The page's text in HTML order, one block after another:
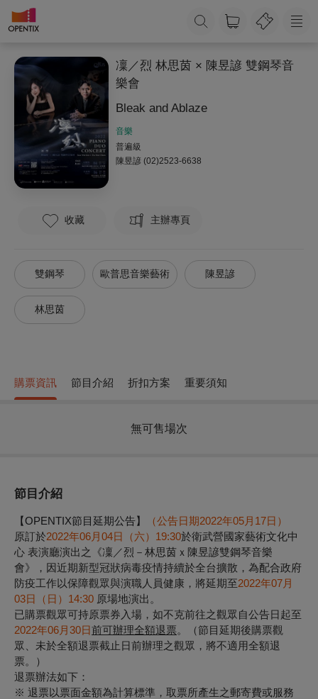
凜／烈 林思茵 × 陳昱諺 雙鋼琴音
樂會
Bleak and Ablaze
音樂
普遍級
陳昱諺 (02)2523-6638
收藏 主辦專頁
雙鋼琴 歐普思音樂藝術 陳昱諺
林思茵
購票資訊 節目介紹 折扣方案 重要須知
無可售場次
節目介紹
【OPENTIX節目延期公告】
（公告日期2022年05月17日）
原訂於2022年06月04日（六）19:30於衛武營國家藝術文化中
心 表演廳演出之《凜／烈－林思茵ｘ陳昱諺雙鋼琴音樂
會》，因近期新型冠狀病毒疫情持續於全台擴散，為配合政府
防疫工作以保障觀眾與演職人員健康，將延期至2022年07月
03日（日）14:30 原場地演出。
已購票觀眾可持原票券入場，如不克前往之觀眾自公告日起至
2022年06月30日前可辦理全額退票。（節目延期後購票觀
眾、未於全額退票截止日前辦理之觀眾，將不適用全額退
票。）
退票辦法如下：
※ 退票以票面金額為計算標準，取票所產生之郵寄費或服務